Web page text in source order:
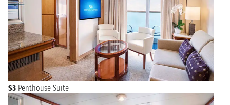
S3 Penthouse Suite